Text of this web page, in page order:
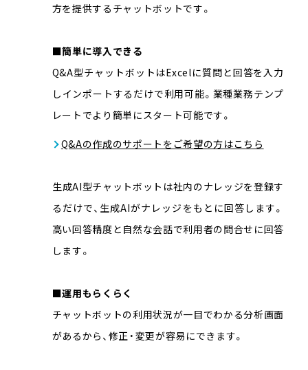
方を提供するチャットボットです。
■簡単に導入できる
Q&A型チャットボットはExcelに質問と回答を入力
しインポートするだけで利用可能。業種業務テンプ
レートでより簡単にスタート可能です。
Q&Aの作成のサポートをご希望の方はこちら
生成AI型チャットボットは社内のナレッジを登録す
るだけで、生成AIがナレッジをもとに回答します。
高い回答精度と自然な会話で利用者の問合せに回答
します。
■運用もらくらく
チャットボットの利用状況が一目でわかる分析画面
があるから、修正・変更が容易にできます。